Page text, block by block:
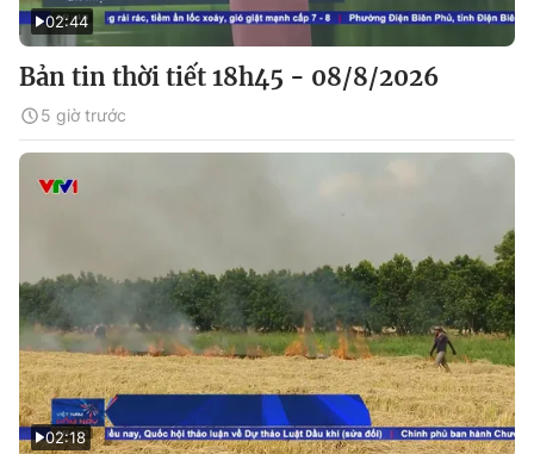
02:44
Bản tin thời tiết 18h45 - 08/8/2026
5 giờ trước
02:18